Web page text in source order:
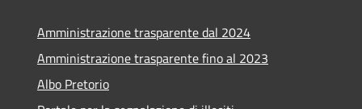
Amministrazione trasparente dal 2024
Amministrazione trasparente fino al 2023
Albo Pretorio